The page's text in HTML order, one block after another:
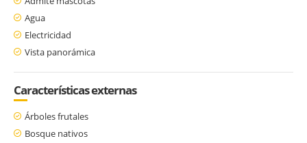
Agua
Electricidad
Vista panorámica
Características externas
Árboles frutales
Bosque nativos